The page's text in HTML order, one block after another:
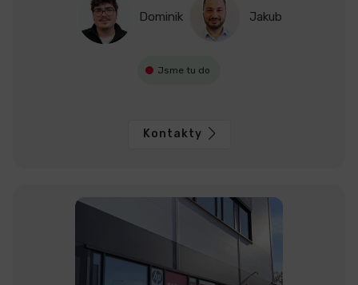
Dominik Jakub
Jsme tu do
Kontakty